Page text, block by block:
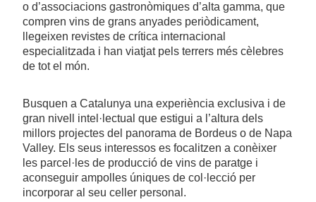
o d’associacions gastronòmiques d’alta gamma, que
compren vins de grans anyades periòdicament,
llegeixen revistes de crítica internacional
especialitzada i han viatjat pels terrers més cèlebres
de tot el món.
Busquen a Catalunya una experiència exclusiva i de
gran nivell intel·lectual que estigui a l’altura dels
millors projectes del panorama de Bordeus o de Napa
Valley. Els seus interessos es focalitzen a conèixer
les parcel·les de producció de vins de paratge i
aconseguir ampolles úniques de col·lecció per
incorporar al seu celler personal.